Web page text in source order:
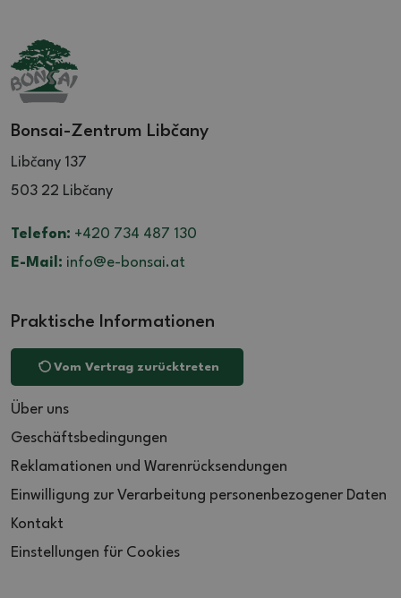
Bonsai-Zentrum Libčany
Libčany 137
503 22 Libčany
Telefon: +420 734 487 130
E-Mail: info@e-bonsai.at
Praktische Informationen
Vom Vertrag zurücktreten
Über uns
Geschäftsbedingungen
Reklamationen und Warenrücksendungen
Einwilligung zur Verarbeitung personenbezogener Daten
Kontakt
Einstellungen für Cookies